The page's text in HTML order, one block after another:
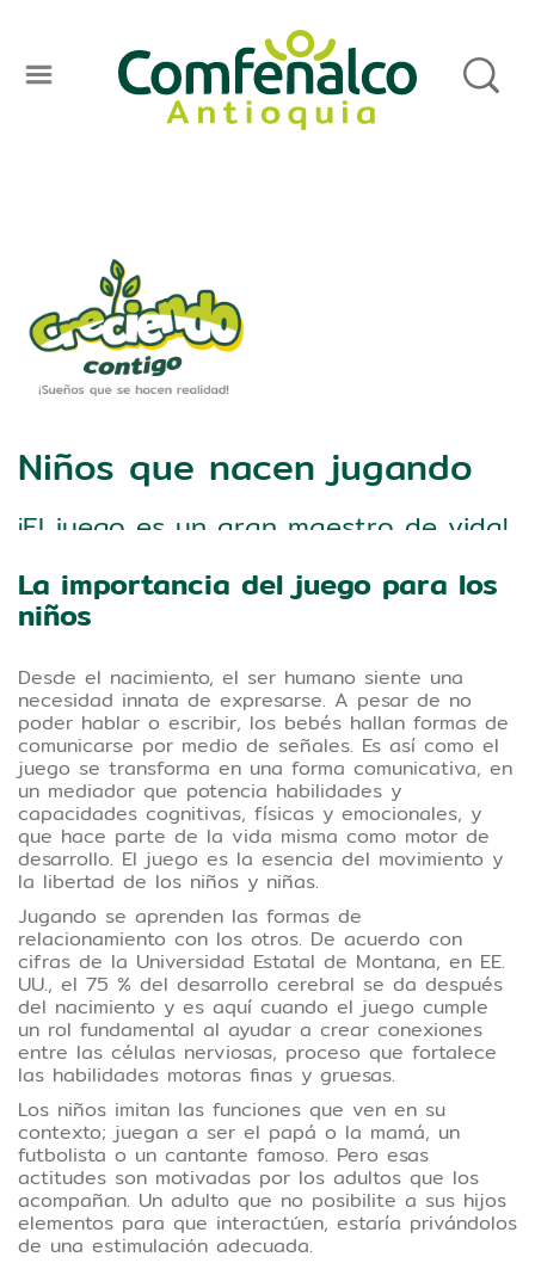
Niños que nacen jugando
¡El juego es un gran maestro de vida!
Hablamos con expertos sobre la importancia
del juego en la primera infancia, una
que ayuda a desarrollar la personalidad y
los sentidos en los niños desde el primer
día.
La importancia del juego para los
niños
Desde el nacimiento, el ser humano siente una
necesidad innata de expresarse. A pesar de no
poder hablar o escribir, los bebés hallan formas de
comunicarse por medio de señales. Es así como el
juego se transforma en una forma comunicativa, en
un mediador que potencia habilidades y
capacidades cognitivas, físicas y emocionales, y
que hace parte de la vida misma como motor de
desarrollo. El juego es la esencia del movimiento y
la libertad de los niños y niñas.
Jugando se aprenden las formas de
relacionamiento con los otros. De acuerdo con
cifras de la Universidad Estatal de Montana, en EE.
UU., el 75 % del desarrollo cerebral se da después
del nacimiento y es aquí cuando el juego cumple
un rol fundamental al ayudar a crear conexiones
entre las células nerviosas, proceso que fortalece
las habilidades motoras finas y gruesas.
Los niños imitan las funciones que ven en su
contexto; juegan a ser el papá o la mamá, un
futbolista o un cantante famoso. Pero esas
actitudes son motivadas por los adultos que los
acompañan. Un adulto que no posibilite a sus hijos
elementos para que interactúen, estaría privándolos
de una estimulación adecuada.